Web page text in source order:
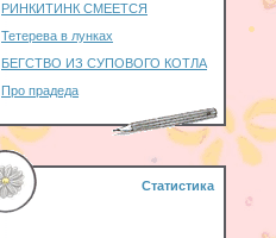
РИНКИТИНК СМЕЕТСЯ
Тетерева в лунках
БЕГСТВО ИЗ СУПОВОГО КОТЛА
Про прадеда
Статистика